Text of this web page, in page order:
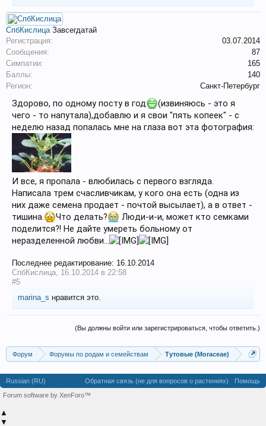
СпбКислица Завсегдатай
Регистрация:
03.07.2014
Сообщения:
87
Симпатии:
165
Баллы:
140
Регион:
Санкт-Петербург
Здорово, по одному посту в год
(извиняюсь - это я
чего - то напутала),добавлю и я свои "пять копеек" - с
неделю назад попалась мне на глаза вот эта фотография:
И все, я пропала - влюбилась с первого взгляда.
Написала трем счасливчикам, у кого она есть (одна из
них даже семена продает - почтой высылает), а в ответ -
тишина.
Что делать?
Люди-и-и, может кто семками
поделится?! Не дайте умереть больному от
неразделенной любви...
Последнее редактирование: 16.10.2014
СпбКислица, 16.10.2014 в 22:58
#5
marina_s нравится это.
(Вы должны войти или зарегистрироваться, чтобы ответить.)
Форум Форумы по родам и семействам Тутовые (Moraceae)
Russian (RU) Обратная связь (не для вопросов о растениях)
Помощь
Forum software by XenForo™
▲
▼